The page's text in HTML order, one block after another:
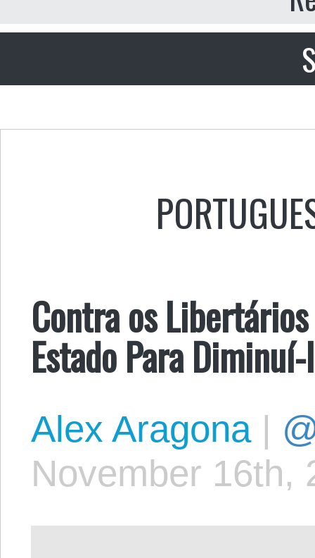
Contra os
Estado Para
Alex Aragona |
November 16th,